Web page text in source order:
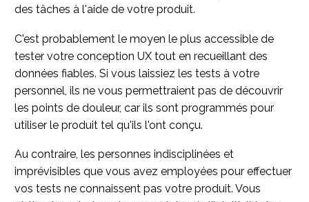
des tâches à l'aide de votre produit.
C'est probablement le moyen le plus accessible de
tester votre conception UX tout en recueillant des
données fiables. Si vous laissiez les tests à votre
personnel, ils ne vous permettraient pas de découvrir
les points de douleur, car ils sont programmés pour
utiliser le produit tel qu'ils l'ont conçu.
Au contraire, les personnes indisciplinées et
imprévisibles que vous avez employées pour effectuer
vos tests ne connaissent pas votre produit. Vous